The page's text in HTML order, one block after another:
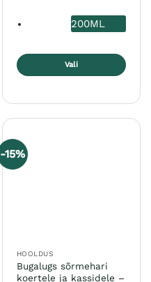
200ML
Vali
varianti.
Valikuid
saab
-15%
HOOLDUS
Bugalugs sõrmehari
koertele ja kassidele –